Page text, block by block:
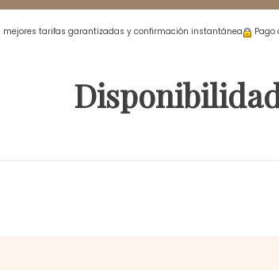
mejores tarifas garantizadas y confirmación instantánea Pago